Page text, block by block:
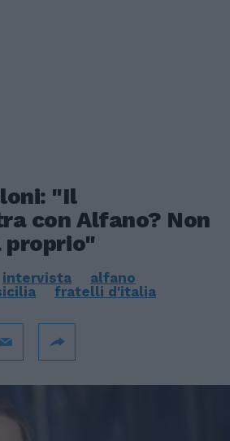
"Il
con Alfano? Non
proprio"
intervista
alfano
fratelli d'italia